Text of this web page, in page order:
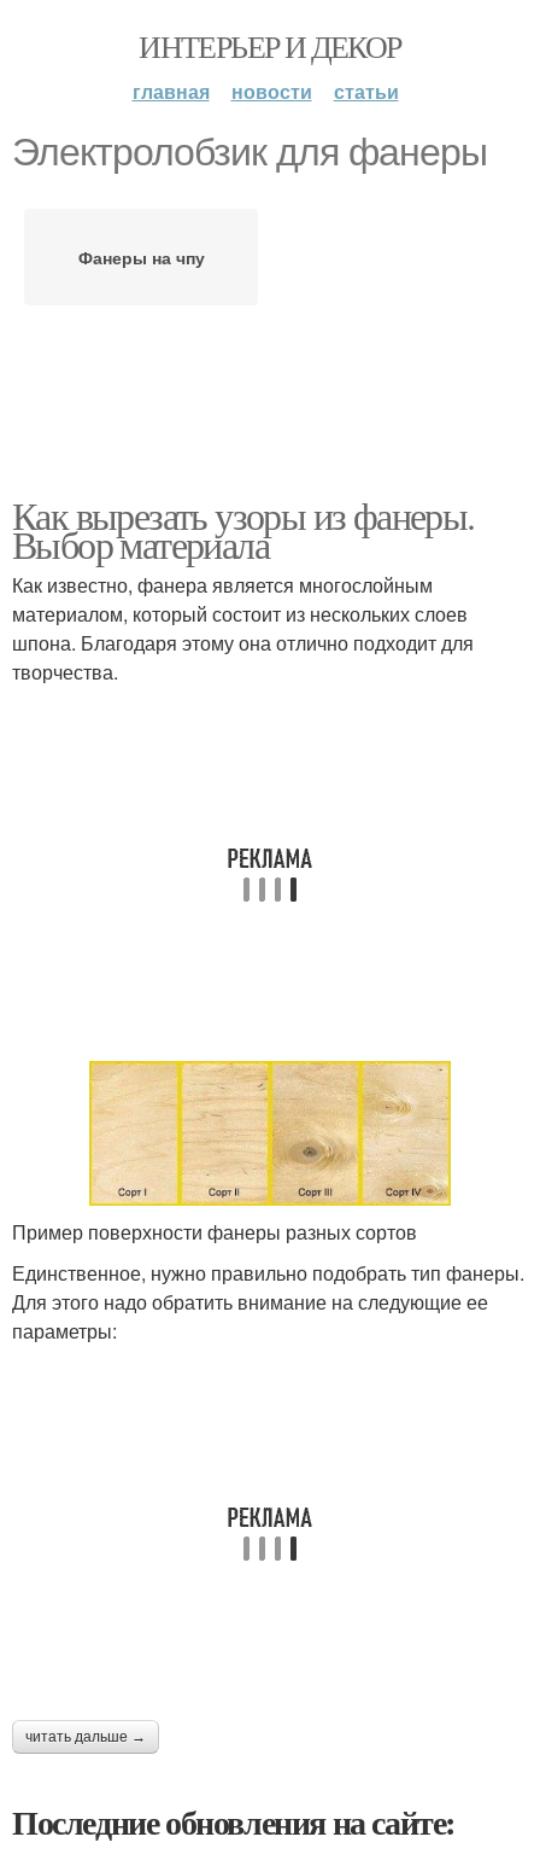
ИНТЕРЬЕР И ДЕКОР
главная новости статьи
Электролобзик для фанеры
Фанеры на чпу
Как вырезать узоры из фанеры.
Выбор материала
Как известно, фанера является многослойным
материалом, который состоит из нескольких слоев
шпона. Благодаря этому она отлично подходит для
творчества.
Пример поверхности фанеры разных сортов
Единственное, нужно правильно подобрать тип фанеры.
Для этого надо обратить внимание на следующие ее
параметры:
читать дальше →
Последние обновления на сайте: